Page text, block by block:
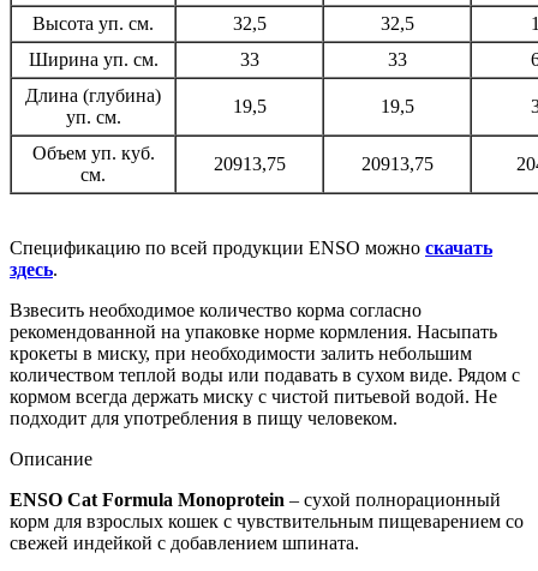
Высота уп. см. 32,5 32,5
Ширина уп. см.
33 33
Длина (глубина)
уп. см.
19,5 19,5
Объем уп. куб.
см.
20913,75 20913,75
Спецификацию по всей продукции ENSO можно скачать
здесь.
Взвесить необходимое количество корма согласно
рекомендованной на упаковке норме кормления. Насыпать
крокеты в миску, при необходимости залить небольшим
количеством теплой воды или подавать в сухом виде. Рядом с
кормом всегда держать миску с чистой питьевой водой. Не
подходит для употребления в пищу человеком.
Описание
ENSO Cat Formula Monoprotein – сухой полнорационный
корм для взрослых кошек с чувствительным пищеварением со
свежей индейкой с добавлением шпината.